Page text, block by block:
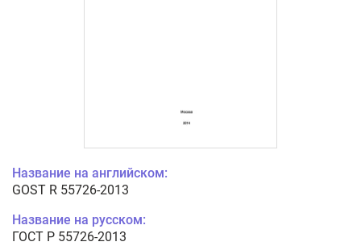
Название на английском:
GOST R 55726-2013
Название на русском:
ГОСТ Р 55726-2013